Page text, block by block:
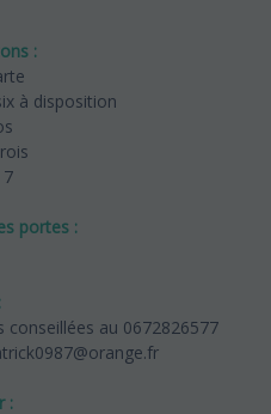
:
à disposition
7
portes :
conseillées au 0672826577
: